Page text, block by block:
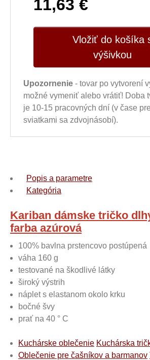
11,63 €
Vložiť do košíka
výšivkou
Upozornenie - tovar po vytvorení
možné vymeniť alebo vrátiť! Doba
je 10-15 pracovných dní (v čase
sviatkami sa zdvojnásobí).
Popis a parametre
Kategória
Kariban dámske tričko
farba azúrová
100% bavlna prstencovo postúpená
váha 160 g
testované na škodlivé látky
široký výstrih
náplet s elastanom okolo krku
bočné švy
prať na 40 ° C
Kuchárske oblečenie Kuchárska
Oblečenie pre čašníkov a barmanov